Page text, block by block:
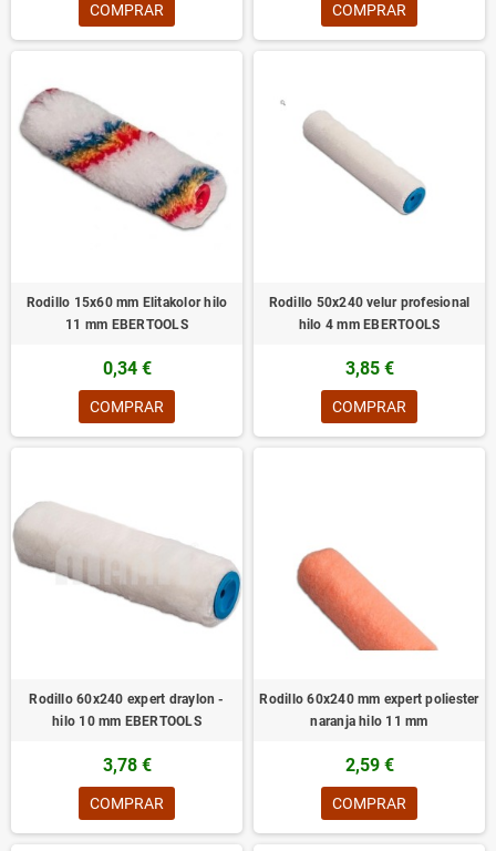
COMPRAR COMPRAR
Rodillo 15x60 mm Elitakolor hilo
11 mm EBERTOOLS
0,34 €
COMPRAR
Rodillo 50x240 velur profesional
hilo 4 mm EBERTOOLS
3,85 €
COMPRAR
Rodillo 60x240 expert draylon -
hilo 10 mm EBERTOOLS
3,78 €
COMPRAR
Rodillo 60x240 mm expert poliester
naranja hilo 11 mm
2,59 €
COMPRAR